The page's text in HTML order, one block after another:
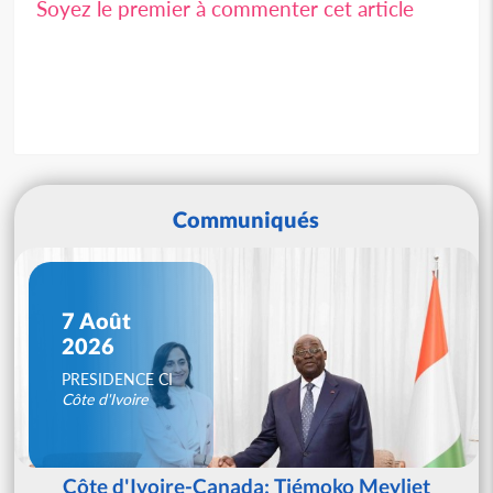
Soyez le premier à commenter cet article
Communiqués
7 Août
2026
PRESIDENCE CI
Côte d'Ivoire
Côte d'Ivoire-Canada: Tiémoko Meyliet